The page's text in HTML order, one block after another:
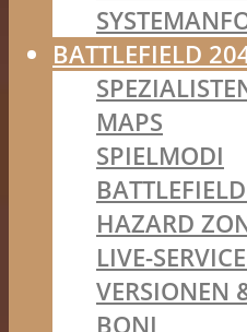
BATTLEFIELD
MAPS
SPIELMODI
HAZARD
LIVE-
VERSIONEN